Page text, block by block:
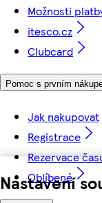
Nastavení
Možnosti
itesco.cz
Clubcard
Pomoc s prvním
Jak nakupovat
Registrace
Rezervace
Oblíbené